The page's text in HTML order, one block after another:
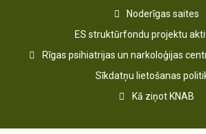
Noderīgas saites
ES struktūrfondu projektu
Rīgas psihiatrijas un narkoloģijas
Sīkdatņu lietošanas
Kā ziņot KNAB